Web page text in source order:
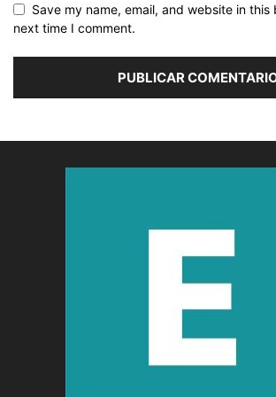
Save my name, email, and website in this
next time I comment.